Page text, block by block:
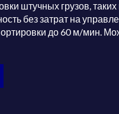
штучных грузов,
без затрат на
до 60 м/мин.